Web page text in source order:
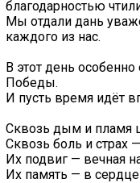
благодарностью
Мы отдали дань
каждого из нас.
В этот день
Победы.
И пусть время идёт
Сквозь дым и пламя
Сквозь боль и страх
Их подвиг — вечная
Их память — в сердце